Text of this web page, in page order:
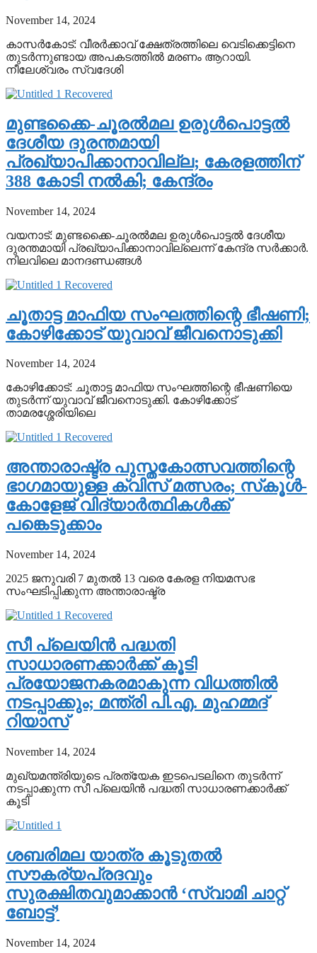
November 14, 2024
കാസര്‍കോട്: വീരര്‍ക്കാവ് ക്ഷേത്രത്തിലെ വെടിക്കെട്ടിനെ
തുടര്‍ന്നുണ്ടായ അപകടത്തില്‍ മരണം ആറായി.
നീലേശ്വരം സ്വദേശി
മുണ്ടക്കൈ-ചൂരല്‍മല ഉരുള്‍പൊട്ടല്‍
ദേശീയ ദുരന്തമായി
പ്രഖ്യാപിക്കാനാവില്ല; കേരളത്തിന്
388 കോടി നല്‍കി; കേന്ദ്രം
November 14, 2024
വയനാട്: മുണ്ടക്കൈ-ചൂരല്‍മല ഉരുള്‍പൊട്ടല്‍ ദേശീയ
ദുരന്തമായി പ്രഖ്യാപിക്കാനാവില്ലെന്ന് കേന്ദ്ര സര്‍ക്കാര്‍.
നിലവിലെ മാനദണ്ഡങ്ങള്‍
ചൂതാട്ട മാഫിയ സംഘത്തിന്റെ ഭീഷണി;
കോഴിക്കോട് യുവാവ് ജീവനൊടുക്കി
November 14, 2024
കോഴിക്കോട്: ചൂതാട്ട മാഫിയ സംഘത്തിന്റെ ഭീഷണിയെ
തുടര്‍ന്ന് യുവാവ് ജീവനൊടുക്കി. കോഴിക്കോട്
താമരശ്ശേരിയിലെ
അന്താരാഷ്ട്ര പുസ്തകോത്സവത്തിന്റെ
ഭാഗമായുള്ള ക്വിസ് മത്സരം; സ്‌കൂള്‍-
കോളേജ് വിദ്യാര്‍ത്ഥികള്‍ക്ക്
പങ്കെടുക്കാം
November 14, 2024
2025 ജനുവരി 7 മുതല്‍ 13 വരെ കേരള നിയമസഭ
സംഘടിപ്പിക്കുന്ന അന്താരാഷ്ട്ര
സീ പ്ലെയിന്‍ പദ്ധതി
സാധാരണക്കാര്‍ക്ക് കൂടി
പ്രയോജനകരമാകുന്ന വിധത്തില്‍
നടപ്പാക്കും; മന്ത്രി പി.എ. മുഹമ്മദ്
റിയാസ്
November 14, 2024
മുഖ്യമന്ത്രിയുടെ പ്രത്യേക ഇടപെടലിനെ തുടര്‍ന്ന്
നടപ്പാക്കുന്ന സീ പ്ലെയിന്‍ പദ്ധതി സാധാരണക്കാര്‍ക്ക്
കൂടി
ശബരിമല യാത്ര കൂടുതല്‍
സൗകര്യപ്രദവും
സുരക്ഷിതവുമാക്കാന്‍ ‘സ്വാമി ചാറ്റ്
ബോട്ട്’
November 14, 2024